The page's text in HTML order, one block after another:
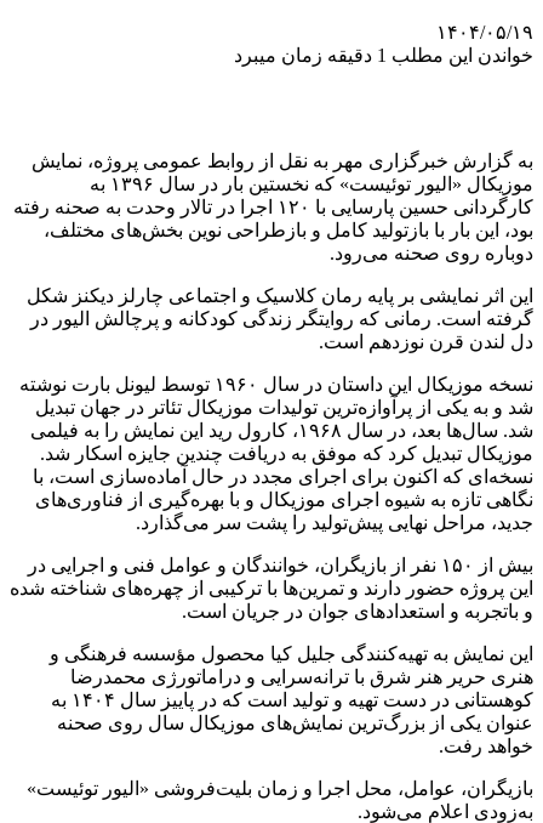
۱۴۰۴/۰۵/۱۹
خواندن این مطلب 1 دقیقه زمان میبرد
به گزارش خبرگزاری مهر به نقل از روابط عمومی پروژه، نمایش
موزیکال «الیور توئیست» که نخستین بار در سال ۱۳۹۶ به
کارگردانی حسین پارسایی با ۱۲۰ اجرا در تالار وحدت به صحنه رفته
بود، این بار با بازتولید کامل و بازطراحی نوین بخش‌های مختلف،
دوباره روی صحنه می‌رود.
این اثر نمایشی بر پایه رمان کلاسیک و اجتماعی چارلز دیکنز شکل
گرفته است. رمانی که روایتگر زندگی کودکانه و پرچالش الیور در
دل لندن قرن نوزدهم است.
نسخه موزیکال این داستان در سال ۱۹۶۰ توسط لیونل بارت نوشته
شد و به یکی از پرآوازه‌ترین تولیدات موزیکال تئاتر در جهان تبدیل
شد. سال‌ها بعد، در سال ۱۹۶۸، کارول رید این نمایش را به فیلمی
موزیکال تبدیل کرد که موفق به دریافت چندین جایزه اسکار شد.
نسخه‌ای که اکنون برای اجرای مجدد در حال آماده‌سازی است، با
نگاهی تازه به شیوه اجرای موزیکال و با بهره‌گیری از فناوری‌های
جدید، مراحل نهایی پیش‌تولید را پشت سر می‌گذارد.
بیش از ۱۵۰ نفر از بازیگران، خوانندگان و عوامل فنی و اجرایی در
این پروژه حضور دارند و تمرین‌ها با ترکیبی از چهره‌های شناخته شده
و باتجربه و استعدادهای جوان در جریان است.
این نمایش به تهیه‌کنندگی جلیل کیا محصول مؤسسه فرهنگی و
هنری حریر هنر شرق با ترانه‌سرایی و دراماتورژی محمدرضا
کوهستانی در دست تهیه و تولید است که در پاییز سال ۱۴۰۴ به
عنوان یکی از بزرگ‌ترین نمایش‌های موزیکال سال روی صحنه
خواهد رفت.
بازیگران، عوامل، محل اجرا و زمان بلیت‌فروشی «الیور توئیست»
به‌زودی اعلام می‌شود.